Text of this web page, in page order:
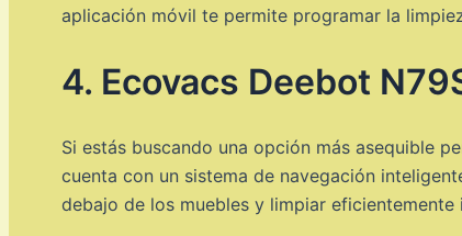
aplicación móvil te permite programar la
4. Ecovacs Deebot
Si estás buscando una opción más asequible
cuenta con un sistema de navegación
debajo de los muebles y limpiar eficientemente